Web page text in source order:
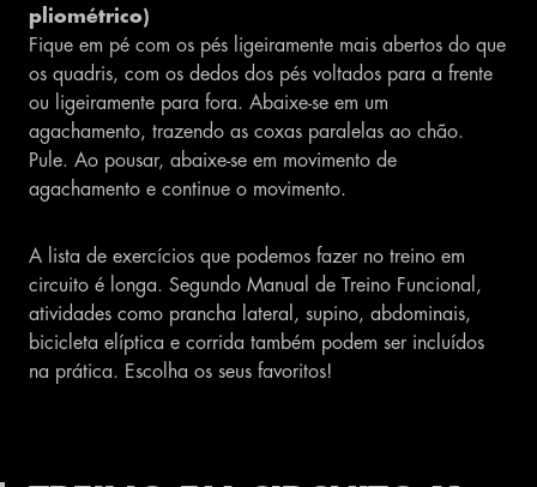
pliométrico)
Fique em pé com os pés ligeiramente mais abertos do que
os quadris, com os dedos dos pés voltados para a frente
ou ligeiramente para fora. Abaixe-se em um
agachamento, trazendo as coxas paralelas ao chão.
Pule. Ao pousar, abaixe-se em movimento de
agachamento e continue o movimento.
A lista de exercícios que podemos fazer no treino em
circuito é longa. Segundo Manual de Treino Funcional,
atividades como prancha lateral, supino, abdominais,
bicicleta elíptica e corrida também podem ser incluídos
na prática. Escolha os seus favoritos!